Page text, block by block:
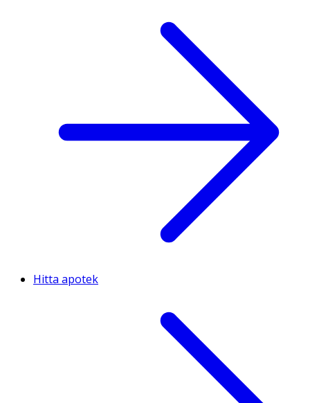
Hitta apotek